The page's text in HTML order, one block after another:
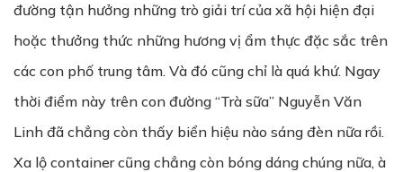
đường tận hưởng những trò giải trí của xã hội hiện đại
hoặc thưởng thức những hương vị ẩm thực đặc sắc trên
các con phố trung tâm. Và đó cũng chỉ là quá khứ. Ngay
thời điểm này trên con đường “Trà sữa” Nguyễn Văn
Linh đã chẳng còn thấy biển hiệu nào sáng đèn nữa rồi.
Xa lộ container cũng chẳng còn bóng dáng chúng nữa, à